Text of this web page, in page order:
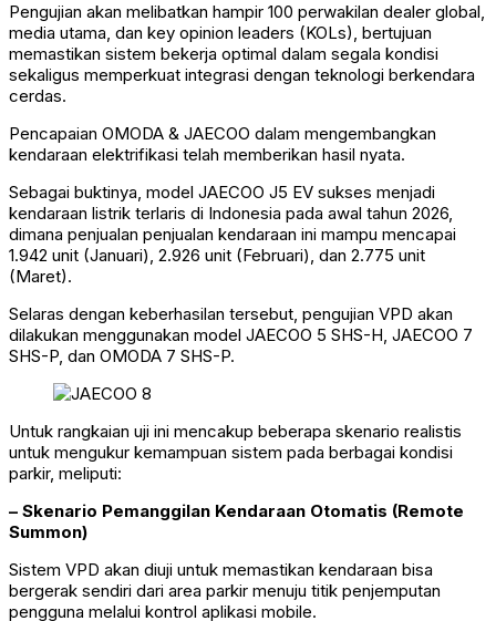
Pengujian akan melibatkan hampir 100 perwakilan dealer global,
media utama, dan key opinion leaders (KOLs), bertujuan
memastikan sistem bekerja optimal dalam segala kondisi
sekaligus memperkuat integrasi dengan teknologi berkendara
cerdas.
Pencapaian OMODA & JAECOO dalam mengembangkan
kendaraan elektrifikasi telah memberikan hasil nyata.
Sebagai buktinya, model JAECOO J5 EV sukses menjadi
kendaraan listrik terlaris di Indonesia pada awal tahun 2026,
dimana penjualan penjualan kendaraan ini mampu mencapai
1.942 unit (Januari), 2.926 unit (Februari), dan 2.775 unit
(Maret).
Selaras dengan keberhasilan tersebut, pengujian VPD akan
dilakukan menggunakan model JAECOO 5 SHS-H, JAECOO 7
SHS-P, dan OMODA 7 SHS-P.
Untuk rangkaian uji ini mencakup beberapa skenario realistis
untuk mengukur kemampuan sistem pada berbagai kondisi
parkir, meliputi:
– Skenario Pemanggilan Kendaraan Otomatis (Remote
Summon)
Sistem VPD akan diuji untuk memastikan kendaraan bisa
bergerak sendiri dari area parkir menuju titik penjemputan
pengguna melalui kontrol aplikasi mobile.